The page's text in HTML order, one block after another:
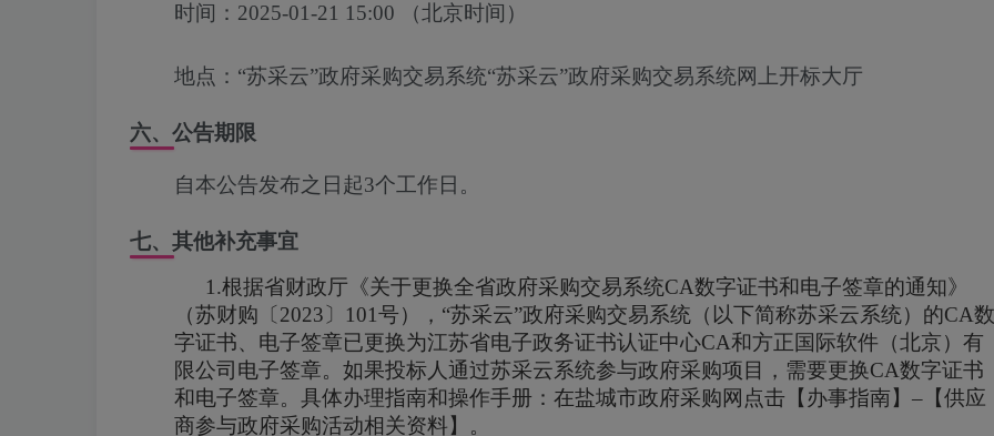
时间： 2025-01-21 15:00 （北京时间）
地点： “苏采云”政府采购交易系统“苏采云”政府采购交易系统网上开标大厅
六、公告期限
自本公告发布之日起3个工作日。
七、其他补充事宜
1.根据省财政厅《关于更换全省政府采购交易系统CA数字证书和电子签章的通知》
（苏财购〔 2023 〕 101号），“苏采云”政府采购交易系统（以下简称苏采云系统）的CA数
字证书、电子签章已更换为江苏省电子政务证书认证中心CA和方正国际软件（北京）有
限公司电子签章。如果投标人通过苏采云系统参与政府采购项目，需要更换CA数字证书
和电子签章。具体办理指南和操作手册：在盐城市政府采购网点击【办事指南】 – 【供应
商参与政府采购活动相关资料】。